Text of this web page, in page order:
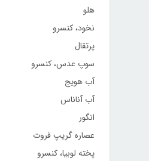
هلو
نخود، کنسرو
پرتقال
سوپ عدس، کنسرو
آب هویج
آب آناناس
انگور
عصاره گریپ فروت
پخته لوبیا، کنسرو